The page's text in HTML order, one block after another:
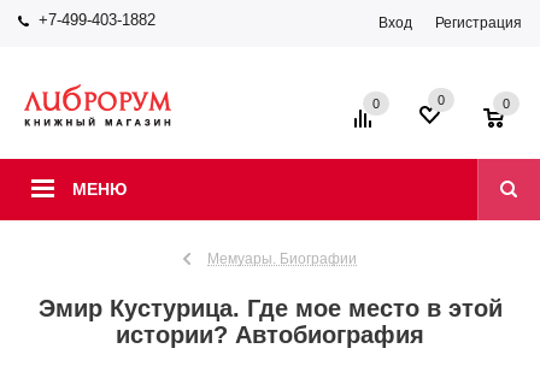
+7-499-403-1882 Вход Регистрация
МЕНЮ
0 0 0
Мемуары. Биографии
Эмир Кустурица. Где мое место в этой
истории? Автобиография